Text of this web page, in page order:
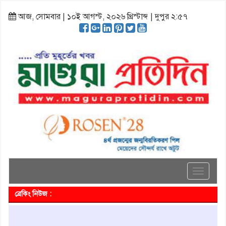
আজ, সোমবার | ১০ই আগস্ট, ২০২৬ খ্রিস্টাব্দ | দুপুর ২:৫৭
Toggle
ব্রেকিং নিউজ :